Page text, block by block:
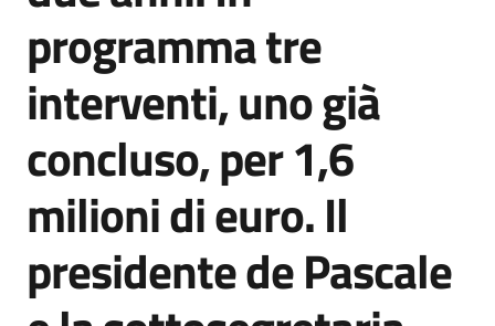
programma tre
interventi, uno già
concluso, per 1,6
milioni di euro. Il
presidente de Pascale